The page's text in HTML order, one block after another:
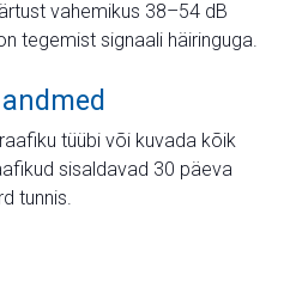
vahemikus 38–54 dB
tegemist signaali häiringuga.
tüübi või kuvada kõik
sisaldavad 30 päeva
tunnis.